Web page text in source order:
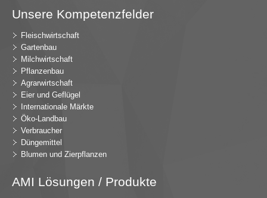
Unsere Kompetenzfelder
Fleischwirtschaft
Gartenbau
Milchwirtschaft
Pflanzenbau
Agrarwirtschaft
Eier und Geflügel
Internationale Märkte
Öko-Landbau
Verbraucher
Düngemittel
Blumen und Zierpflanzen
AMI Lösungen / Produkte